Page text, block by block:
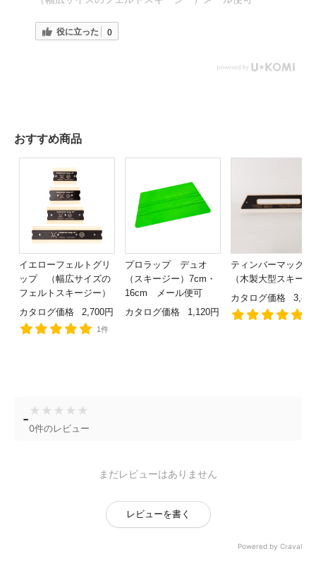
役に立った 0
おすすめ商品
イエローフェルトグリ
ップ （幅広サイズの
フェルトスキージー）
カタログ価格
2,700円
1件
プロラップ デュオ
（スキージー）7cm・
16cm メール便可
カタログ価格
1,120円
ティンバーマックス
（木製大型スキージ
カタログ価格
- ★ ★ ★ ★ ★
0件のレビュー
まだレビューはありません
レビューを書く
Powered by Craval